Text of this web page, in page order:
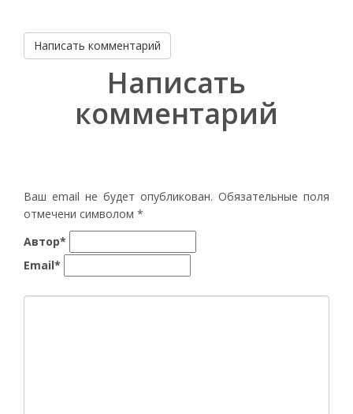
Написать комментарий
Написать
комментарий
Ваш email не будет опубликован. Обязательные поля
отмечени символом *
Автор*
Email*